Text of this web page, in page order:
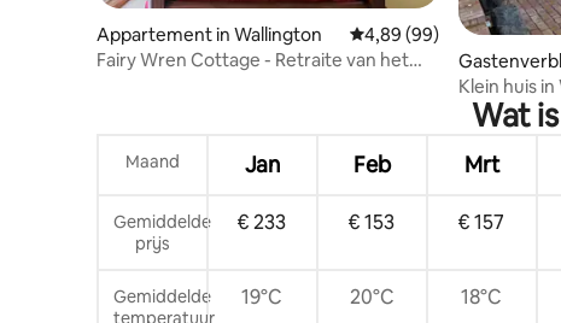
Appartement in Wallington Gemiddelde
4,89 (99)
Fairy Wren Cottage - Retraite van het
Klein huis
Wat
Maand Jan Feb Mrt
Gemiddelde
prijs
€ 233 € 153 € 157
Gemiddelde
temperatuur
19°C 20°C 18°C